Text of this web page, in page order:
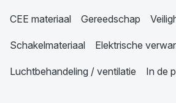
CEE materiaal Gereedschap
Schakelmateriaal Elektrische
Luchtbehandeling / ventilatie In de